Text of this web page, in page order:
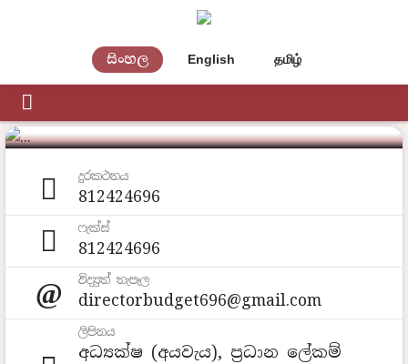
සිංහල English தமிழ்
අයවැය දෙපාර්තමේන්තුව
දුරකථනය
812424696
ෆැක්ස්
812424696
විද්‍යුත් තැපෑල
directorbudget696@gmail.com
ලිපිනය
අධ්‍යක්ෂ (අයවැය), ප්‍රධාන ලේකම්